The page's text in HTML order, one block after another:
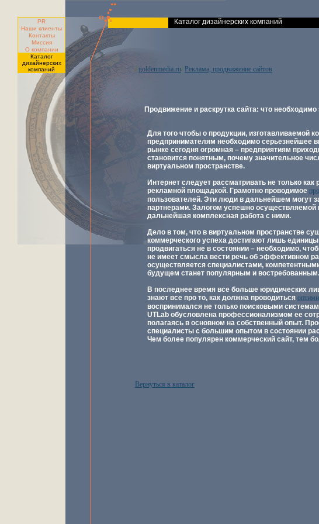
PR
Наши клиенты
Контакты
Миссия
О компании
Каталог
дизайнерских
компаний
Каталог дизайнерских компаний
/ goldenmedia.ru/ Реклама, продвижение сайтов
Продвижение и раскрутка сайта: что
Для того чтобы о продукции, изготавливаемой
предпринимателям необходимо серьезнейшее
рынке сегодня огромная – предприятиям
становится понятным, почему значительное
виртуальном пространстве.
Интернет следует рассматривать не только
рекламной площадкой. Грамотно проводимое
пользователей. Эти люди в дальнейшем могут
партнерами. Залогом успешно осуществляемой
дальнейшая комплексная работа с ними.
Дело в том, что в виртуальном пространстве
коммерческого успеха достигают лишь
продвигаться не в состоянии – необходимо,
не имеет смысла вести речь об эффективном
осуществляется специалистами,
будущем станет популярным и востребованным.
В последнее время все больше юридических
знают все про то, как должна проводиться
воспринимался не только поисковыми
UTLab обусловлена профессионализмом ее
полагаясь в основном на собственный опыт.
специалисты с большим опытом в состоянии
Чем более популярен коммерческий сайт, тем
Вернуться в каталог